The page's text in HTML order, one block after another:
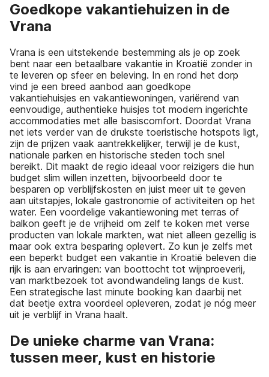
Goedkope vakantiehuizen in de
Vrana
Vrana is een uitstekende bestemming als je op zoek
bent naar een betaalbare vakantie in Kroatië zonder in
te leveren op sfeer en beleving. In en rond het dorp
vind je een breed aanbod aan goedkope
vakantiehuisjes en vakantiewoningen, variërend van
eenvoudige, authentieke huisjes tot modern ingerichte
accommodaties met alle basiscomfort. Doordat Vrana
net iets verder van de drukste toeristische hotspots ligt,
zijn de prijzen vaak aantrekkelijker, terwijl je de kust,
nationale parken en historische steden toch snel
bereikt. Dit maakt de regio ideaal voor reizigers die hun
budget slim willen inzetten, bijvoorbeeld door te
besparen op verblijfskosten en juist meer uit te geven
aan uitstapjes, lokale gastronomie of activiteiten op het
water. Een voordelige vakantiewoning met terras of
balkon geeft je de vrijheid om zelf te koken met verse
producten van lokale markten, wat niet alleen gezellig is
maar ook extra besparing oplevert. Zo kun je zelfs met
een beperkt budget een vakantie in Kroatië beleven die
rijk is aan ervaringen: van boottocht tot wijnproeverij,
van marktbezoek tot avondwandeling langs de kust.
Een strategische last minute booking kan daarbij net
dat beetje extra voordeel opleveren, zodat je nóg meer
uit je verblijf in Vrana haalt.
De unieke charme van Vrana:
tussen meer, kust en historie